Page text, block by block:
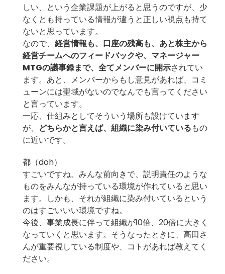
しい、という企業課題が上がると思うのですが、少
なくとも持っている情報が違うと正しい視点も持て
ないと思っています。
なので、 経営情報も、口座の残高も、あと株主から
経営チームへのフィードバックや、マネージャー
MTGの議事録まで、全てメンバーに開示されてい
ます。あと、メンバーからもし意見があれば、コミ
ューンには聖域がないのでなんでも言ってください
と言っています。
一応、仕組みとしてそういう場所も設けています
が、 どちらかと言えば、組織に染み付いているもの
に近いです。
都（doh）
すごいですね。みんな前向きで、説明責任のような
ものをみんなが持っている環境が作れていると思い
ます。しかも、それが組織に染み付いているという
のはすごいいい環境ですね。
今後、事業成長に伴って組織が10倍、20倍に大きく
なっていくと思います。そうなったときに、高田さ
んが重要視している制度や、コトがあれば教えてく
ださい。